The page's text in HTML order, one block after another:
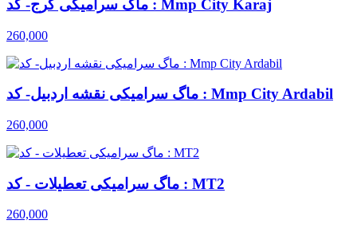
ماگ سرامیکی کرج- کد : Mmp City Karaj
260,000
ماگ سرامیکی نقشه اردبیل- کد : Mmp City Ardabil
260,000
ماگ سرامیکی تعطیلات - کد : MT2
260,000